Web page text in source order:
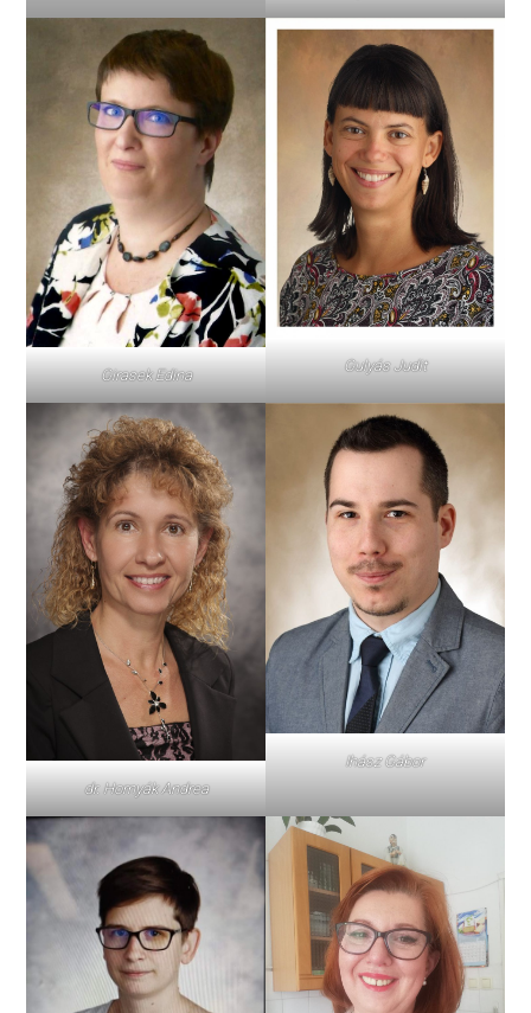
Girasek Edina Gulyás Judit
dr. Hornyák Andrea
Ihász Gábor